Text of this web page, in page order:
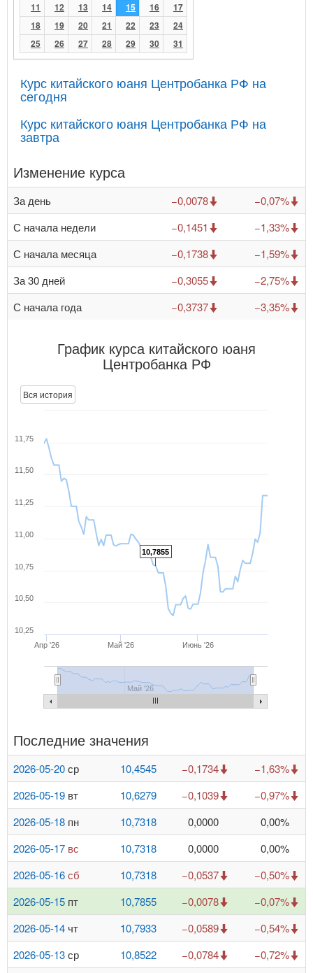
11
12 13 14 15 16
17
18
19 20 21 22 23
24
25
26 27 28 29 30 31
Курс китайского юаня Центробанка РФ на
сегодня
Курс китайского юаня Центробанка РФ на
завтра
Изменение курса
За день −0,0078
−0,07%
С начала недели
−0,1451
−1,33%
С начала месяца
−0,1738
−1,59%
За 30 дней
−0,3055
−2,75%
С начала года
−0,3737 −3,35%
График курса китайского юаня
Центробанка РФ
Вся история
10,7855
Апр '26 Май '26 Июнь '26
Май '26
10,25
10,50
10,75
11,00
11,25
11,50
11,75
Последние значения
2026-05-20ср 10,4545 −0,1734
−1,63%
2026-05-19 вт 10,6279 −0,1039
−0,97%
2026-05-18 пн 10,7318 0,0000
0,00%
2026-05-17 вс 10,7318 0,0000
0,00%
2026-05-16сб 10,7318 −0,0537
−0,50%
2026-05-15 пт 10,7855 −0,0078
−0,07%
2026-05-14 чт 10,7933 −0,0589
−0,54%
2026-05-13ср 10,8522 −0,0784
−0,72%